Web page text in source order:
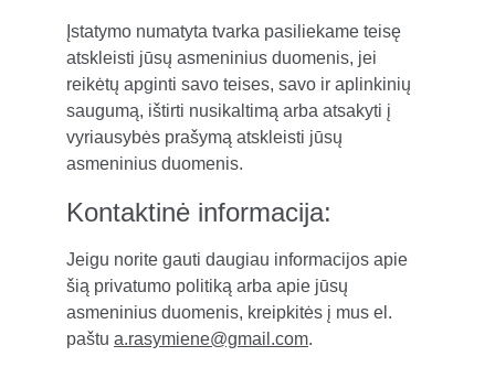
Įstatymo numatyta tvarka pasiliekame teisę
atskleisti jūsų asmeninius duomenis, jei
reikėtų apginti savo teises, savo ir aplinkinių
saugumą, ištirti nusikaltimą arba atsakyti į
vyriausybės prašymą atskleisti jūsų
asmeninius duomenis.
Kontaktinė informacija:
Jeigu norite gauti daugiau informacijos apie
šią privatumo politiką arba apie jūsų
asmeninius duomenis, kreipkitės į mus el.
paštu a.rasymiene@gmail.com.